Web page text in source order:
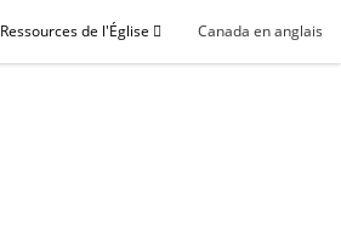
Ressources de l'Église Canada en anglais